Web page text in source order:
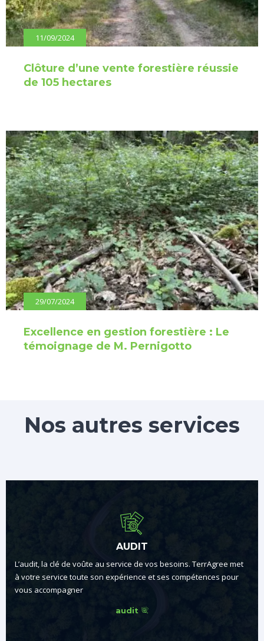
11/09/2024
Clôture d’une vente forestière réussie
de 105 hectares
29/07/2024
Excellence en gestion forestière : Le
témoignage de M. Pernigotto
Nos autres services
AUDIT
L’audit, la clé de voûte au service de vos besoins. TerrAgree met
à votre service toute son expérience et ses compétences pour
vous accompagner
audit